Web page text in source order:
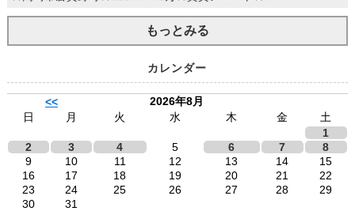
もっとみる
カレンダー
<<
2026年8月
日
月 火 水 木 金
土
1
2
3 4 5 6 7
8
9
10 11 12 13 14
15
16
17 18 19 20 21
22
23
24 25 26 27 28
29
30
31